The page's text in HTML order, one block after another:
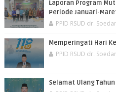
Laporan Program
Periode Januari-
PPID RSUD dr.
Memperingati Hari
PPID RSUD dr.
Selamat Ulang